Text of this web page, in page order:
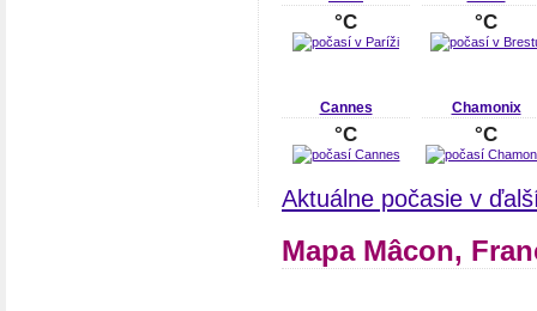
°C °C
Cannes
°C
Chamonix
°C
Aktuálne počasie v
Mapa Mâcon,